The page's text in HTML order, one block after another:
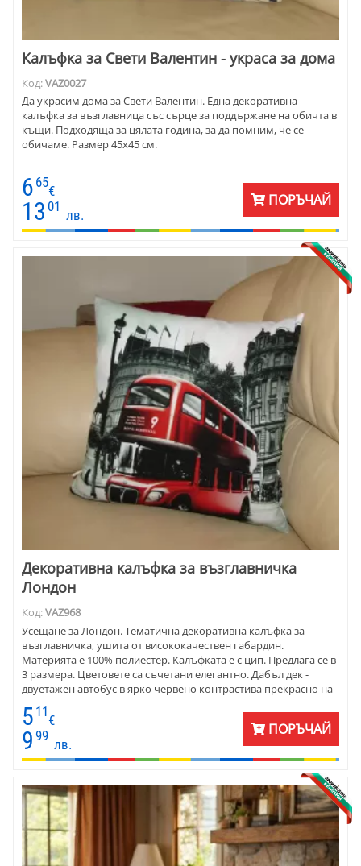
Калъфка за Свети Валентин - украса за дома
Код:VAZ0027
Да украсим дома за Свети Валентин. Една декоративна
калъфка за възглавница със сърце за поддържане на обичта в
къщи. Подходяща за цялата година, за да помним, че се
обичаме. Размер 45х45 см.
6 65
€
13 01
лв.
ПОРЪЧАЙ
Декоративна калъфка за възглавничка
Лондон
Код:VAZ968
Усещане за Лондон. Тематична декоративна калъфка за
възглавничка, ушита от висококачествен габардин.
Материята е 100% полиестер. Калъфката е с цип. Предлага се в
3 размера. Цветовете са съчетани елегантно. Дабъл дек -
двуетажен автобус в ярко червено контрастива прекрасно на
фона, напомнящ Лпндонската атмосфера.
5 11
€
9 99
лв.
ПОРЪЧАЙ